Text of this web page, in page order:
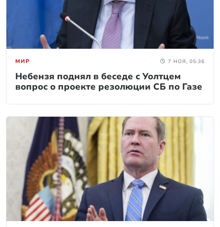
МИР 7 НОЯ, 05:36
Небензя поднял в беседе с Уолтцем
вопрос о проекте резолюции СБ по Газе